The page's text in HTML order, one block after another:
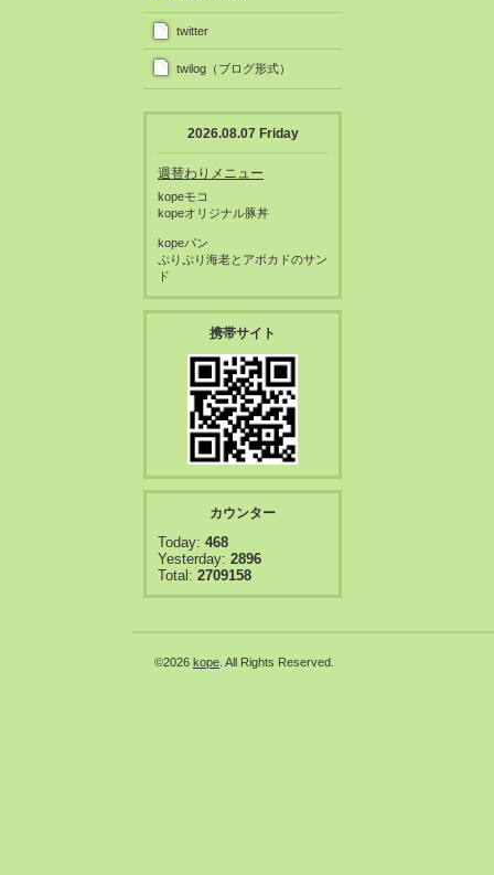
twitter
twilog（ブログ形式）
2026.08.07 Friday
週替わりメニュー
kopeモコ
kopeオリジナル豚丼
kopeパン
ぷりぷり海老とアボカドのサン
ド
携帯サイト
カウンター
Today: 468
Yesterday: 2896
Total: 2709158
©2026 kope . All Rights Reserved.